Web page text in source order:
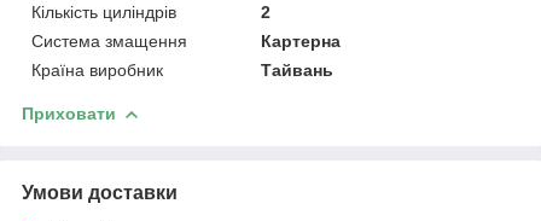
Кількість циліндрів
2
Система змащення
Картерна
Країна виробник
Тайвань
Приховати
Умови доставки